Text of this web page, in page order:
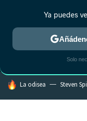
MENÚ
ESTRENOS
HOY SE HABLA DE
La odisea Steven
Ya puedes
Solo